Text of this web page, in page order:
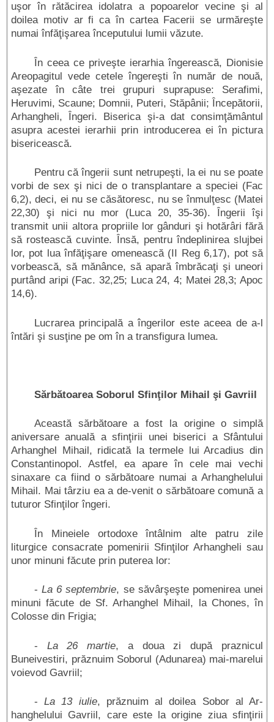
uşor în rătăcirea idolatra a popoarelor vecine şi al
doilea motiv ar fi ca în cartea Facerii se urmăreşte
numai înfăţişarea începutului lumii văzute.
În ceea ce priveşte ierarhia îngerească, Dionisie
Areopagitul vede cetele îngereşti în număr de nouă,
aşezate în câte trei grupuri suprapuse: Serafimi,
Heruvimi, Scaune; Domnii, Puteri, Stăpânii; Începătorii,
Arhangheli, Îngeri. Biserica şi-a dat consimţământul
asupra acestei ierarhii prin introducerea ei în pictura
bisericească.
Pentru că îngerii sunt netrupeşti, la ei nu se poate
vorbi de sex şi nici de o transplantare a speciei (Fac
6,2), deci, ei nu se căsătoresc, nu se înmulţesc (Matei
22,30) şi nici nu mor (Luca 20, 35-36). Îngerii îşi
transmit unii altora propriile lor gânduri şi hotărâri fără
să rostească cuvinte. Însă, pentru îndeplinirea slujbei
lor, pot lua înfăţişare omenească (II Reg 6,17), pot să
vorbească, să mănânce, să apară îmbrăcaţi şi uneori
purtând aripi (Fac. 32,25; Luca 24, 4; Matei 28,3; Apoc
14,6).
Lucrarea principală a îngerilor este aceea de a-l
întări şi susţine pe om în a transfigura lumea.
Sărbătoarea Soborul Sfinţilor Mihail şi Gavriil
Această sărbătoare a fost la origine o simplă
aniversare anuală a sfinţirii unei biserici a Sfântului
Arhanghel Mihail, ridicată la termele lui Arcadius din
Constantinopol. Astfel, ea apare în cele mai vechi
sinaxare ca fiind o sărbătoare numai a Arhanghelului
Mihail. Mai târziu ea a de-venit o sărbătoare comună a
tuturor Sfinţilor îngeri.
În Mineiele ortodoxe întâlnim alte patru zile
liturgice consacrate pomenirii Sfinţilor Arhangheli sau
unor minuni făcute prin puterea lor:
- La 6 septembrie, se săvârşeşte pomenirea unei
minuni făcute de Sf. Arhanghel Mihail, la Chones, în
Colosse din Frigia;
- La 26 martie, a doua zi după praznicul
Buneivestiri, prăznuim Soborul (Adunarea) mai-marelui
voievod Gavriil;
-La 13 iulie, prăznuim al doilea Sobor al Ar-
hanghelului Gavriil, care este la origine ziua sfinţirii